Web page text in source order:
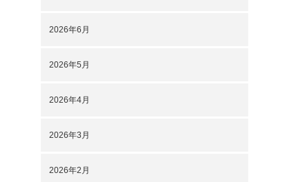
2026年6月
2026年5月
2026年4月
2026年3月
2026年2月